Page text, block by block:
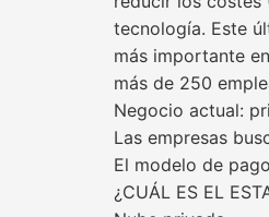
tecnología. Este
más importante
más de 250
Negocio actual:
Las empresas
El modelo de
¿CUÁL ES EL